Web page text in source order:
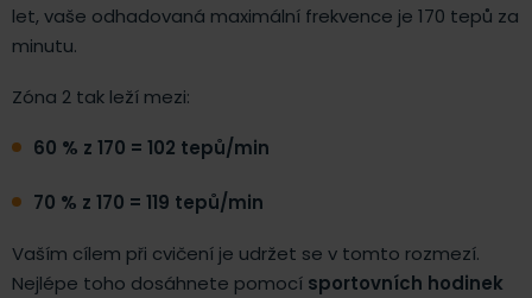
let, vaše odhadovaná maximální frekvence je 170 tepů za
minutu.
Zóna 2 tak leží mezi:
60 % z 170 = 102 tepů/min
70 % z 170 = 119 tepů/min
Vaším cílem při cvičení je udržet se v tomto rozmezí.
Nejlépe toho dosáhnete pomocí sportovních hodinek